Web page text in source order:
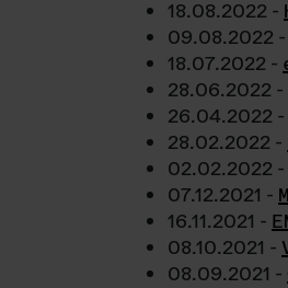
18.08.2022 -
09.08.2022 -
18.07.2022 -
28.06.2022 -
26.04.2022 -
28.02.2022 -
02.02.2022 -
07.12.2021 -
16.11.2021 -
08.10.2021 -
08.09.2021 -